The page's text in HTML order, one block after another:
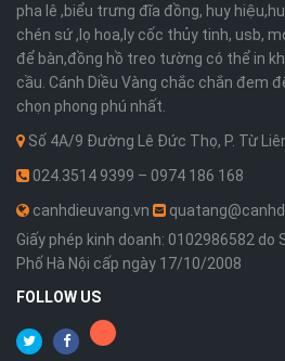
pha lê ,biểu trưng đĩa đồng, huy
chén sứ ,lọ hoa,ly cốc thủy tinh, usb,
để bàn,đồng hồ treo tường có thể in
cầu. Cánh Diều Vàng chắc chắn đem
chọn phong phú nhất.
Số 4A/9 Đường Lê Đức Thọ, P. Từ
024.3514 9399 – 0974 186 168
canhdieuvang.vn
Giấy phép kinh doanh: 0102986582 do
Phố Hà Nội cấp ngày 17/10/2008
FOLLOW US